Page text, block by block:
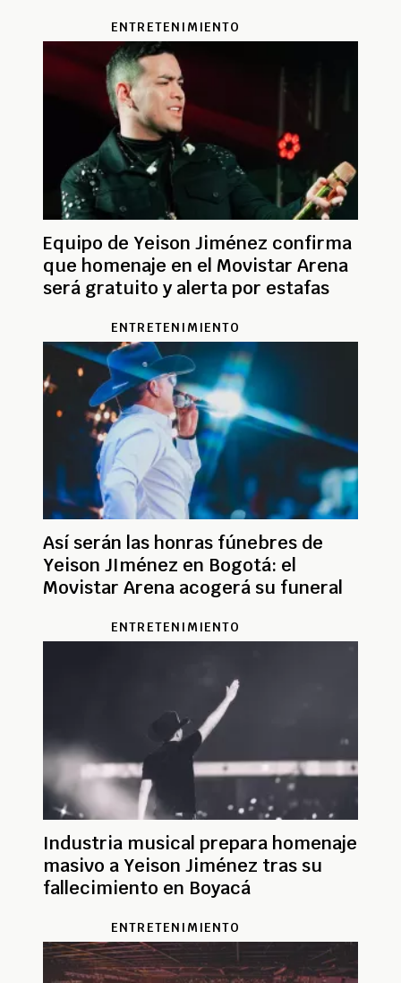
ENTRETENIMIENTO
Equipo de Yeison Jiménez confirma
que homenaje en el Movistar Arena
será gratuito y alerta por estafas
ENTRETENIMIENTO
Así serán las honras fúnebres de
Yeison JIménez en Bogotá: el
Movistar Arena acogerá su funeral
ENTRETENIMIENTO
Industria musical prepara homenaje
masivo a Yeison Jiménez tras su
fallecimiento en Boyacá
ENTRETENIMIENTO